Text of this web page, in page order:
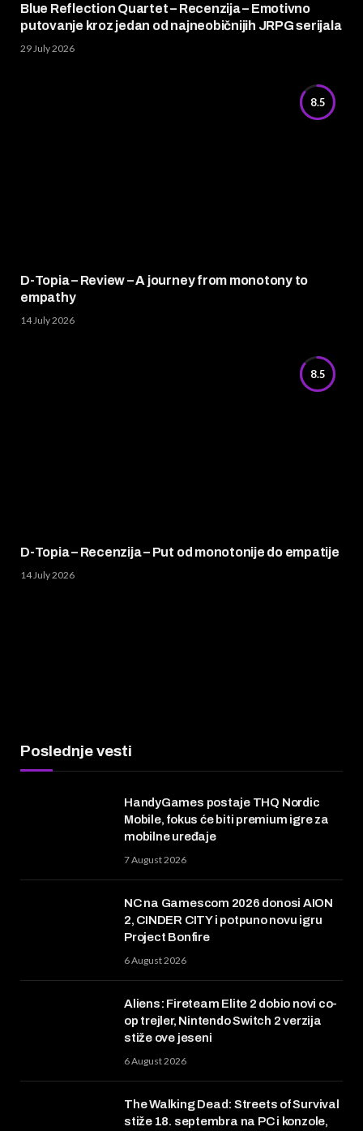
Blue Reflection Quartet – Recenzija – Emotivno
putovanje kroz jedan od najneobičnijih JRPG serijala
29 July 2026
8.5
D-Topia – Review – A journey from monotony to
empathy
14 July 2026
8.5
D-Topia – Recenzija – Put od monotonije do empatije
14 July 2026
Poslednje vesti
HandyGames postaje THQ Nordic
Mobile, fokus će biti premium igre za
mobilne uređaje
7 August 2026
NC na Gamescom 2026 donosi AION
2, CINDER CITY i potpuno novu igru
Project Bonfire
6 August 2026
Aliens: Fireteam Elite 2 dobio novi co-
op trejler, Nintendo Switch 2 verzija
stiže ove jeseni
6 August 2026
The Walking Dead: Streets of Survival
stiže 18. septembra na PC i konzole,